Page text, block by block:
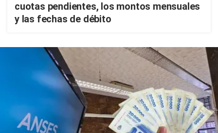
cuotas pendientes, los montos mensuales
y las fechas de débito